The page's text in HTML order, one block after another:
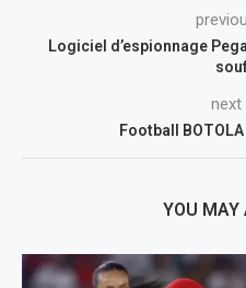
Logiciel d’espionnage
Football
YOU MAY